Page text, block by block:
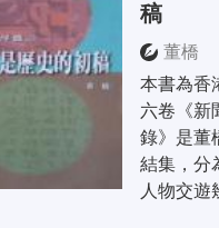
稿
董橋
本書為香
六卷《新
錄》是董
結集，分
人物交遊